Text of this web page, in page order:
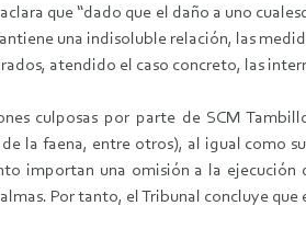
que “dado que el daño a uno
una indisoluble relación, las
atendido el caso concreto, las
culposas por parte de SCM
la faena, entre otros), al igual como
importan una omisión a la
Por tanto, el Tribunal concluye